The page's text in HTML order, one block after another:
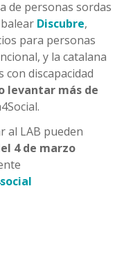
de personas sordas
Discubre,
para personas
y la catalana
discapacidad
levantar más de
al LAB pueden
4 de marzo